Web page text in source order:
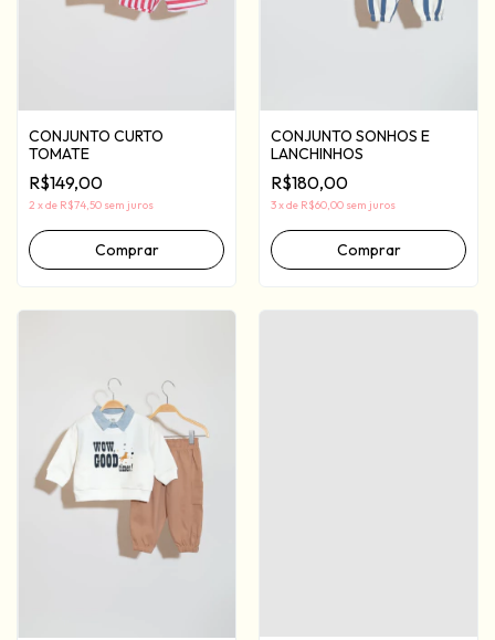
CONJUNTO CURTO
TOMATE
R$149,00
2 xde R$74,50 sem juros
Comprar
CONJUNTO SONHOS E
LANCHINHOS
R$180,00
3xde R$60,00 sem juros
Comprar